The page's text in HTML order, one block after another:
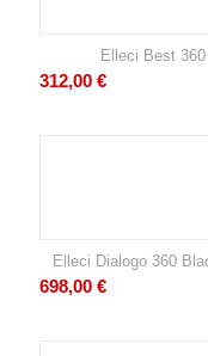
Elleci Best 360
312,00 €
Elleci Dialogo 360
698,00 €